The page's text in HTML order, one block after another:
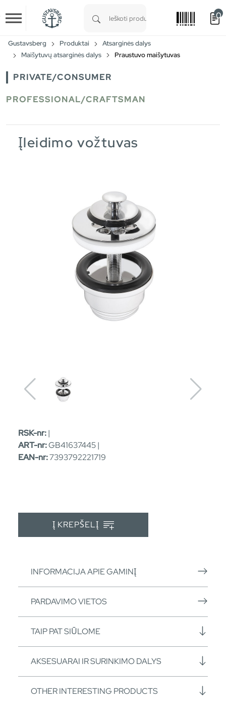
Skip to main content
0
Gustavsberg Produktai
Atsarginės dalys
Maišytuvų atsarginės dalys
Praustuvo maišytuvas
PRIVATE/CONSUMER
PROFESSIONAL/CRAFTSMAN
Įleidimo vožtuvas
RSK-nr:|
ART-nr:GB41637445 |
EAN-nr:7393792221719
Į KREPŠELĮ
INFORMACIJA APIE GAMINĮ
PARDAVIMO VIETOS
TAIP PAT SIŪLOME
AKSESUARAI IR SURINKIMO DALYS
OTHER INTERESTING PRODUCTS